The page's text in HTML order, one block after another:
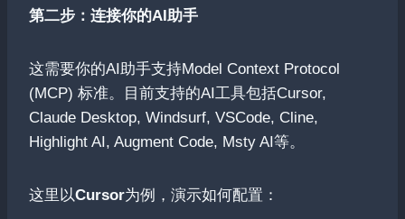
第二步：连接你的AI助手
这需要你的AI助手支持Model Context Protocol
(MCP) 标准。目前支持的AI工具包括Cursor,
Claude Desktop, Windsurf, VSCode, Cline,
Highlight AI, Augment Code, Msty AI等。
这里以Cursor为例，演示如何配置：